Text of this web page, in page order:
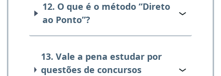
12. O que é o método “Direto
ao Ponto”?
13. Vale a pena estudar por
questões de concursos